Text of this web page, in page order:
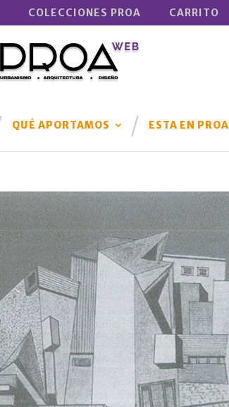
COLECCIONES PROA CARRITO
QUÉ APORTAMOS ESTA EN PROA